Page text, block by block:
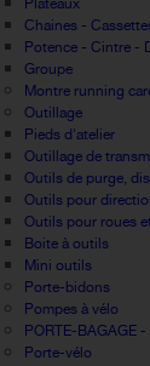
Plateaux
Chaines -
Potence - Cintre -
Groupe
Montre running
Outillage
Pieds d'atelier
Outillage de
Outils de purge,
Outils pour
Outils pour roues
Boite à outils
Mini outils
Porte-bidons
Pompes à vélo
PORTE-BAGAGE
Porte-vélo